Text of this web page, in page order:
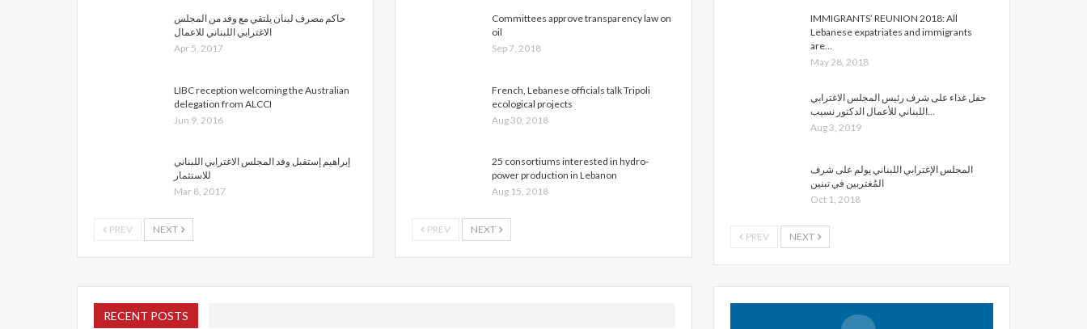
حاكم مصرف لبنان يلتقي مع وفد من المجلس
الاغترابي اللبناني للاعمال
Apr 5, 2017
LIBC reception welcoming the Australian
delegation from ALCCI
Jun 9, 2016
إبراهيم إستقبل وفد المجلس الاغترابي اللبناني
للاستثمار
Mar 8, 2017
PREV NEXT
Committees approve transparency law on
oil
Sep 7, 2018
French, Lebanese officials talk Tripoli
ecological projects
Aug 30, 2018
25 consortiums interested in hydro-
power production in Lebanon
Aug 15, 2018
PREV NEXT
IMMIGRANTS’ REUNION 2018: All
Lebanese expatriates and immigrants
are…
May 28, 2018
حفل غذاء على شرف رئيس المجلس الاغترابي
اللبناني للأعمال الدكتور نسيب…
Aug 3, 2019
المجلس الإغترابي اللبناني يولم على شرف
المُغتربين في تبنين
Oct 1, 2018
PREV NEXT
RECENT POSTS